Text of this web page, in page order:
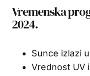
Vremenska
2024.
Sunce izlazi
Vrednost UV